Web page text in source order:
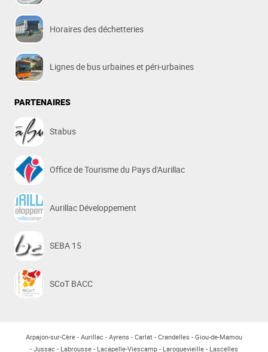
Horaires des déchetteries
Lignes de bus urbaines et péri-urbaines
PARTENAIRES
Stabus
Office de Tourisme du Pays d'Aurillac
Aurillac Développement
SEBA 15
SCoT BACC
Arpajon-sur-Cère Aurillac Ayrens Carlat Crandelles
Giou-de-Mamou
Jussac
Labrousse Lacapelle-Viescamp Laroquevieille Lascelles